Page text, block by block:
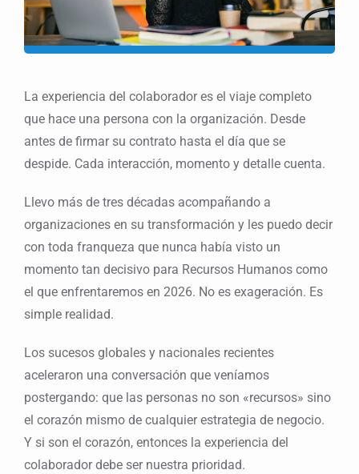
La experiencia del colaborador es el viaje completo
que hace una persona con la organización. Desde
antes de firmar su contrato hasta el día que se
despide. Cada interacción, momento y detalle cuenta.
Llevo más de tres décadas acompañando a
organizaciones en su transformación y les puedo decir
con toda franqueza que nunca había visto un
momento tan decisivo para Recursos Humanos como
el que enfrentaremos en 2026. No es exageración. Es
simple realidad.
Los sucesos globales y nacionales recientes
aceleraron una conversación que veníamos
postergando: que las personas no son «recursos» sino
el corazón mismo de cualquier estrategia de negocio.
Y si son el corazón, entonces la experiencia del
colaborador debe ser nuestra prioridad.